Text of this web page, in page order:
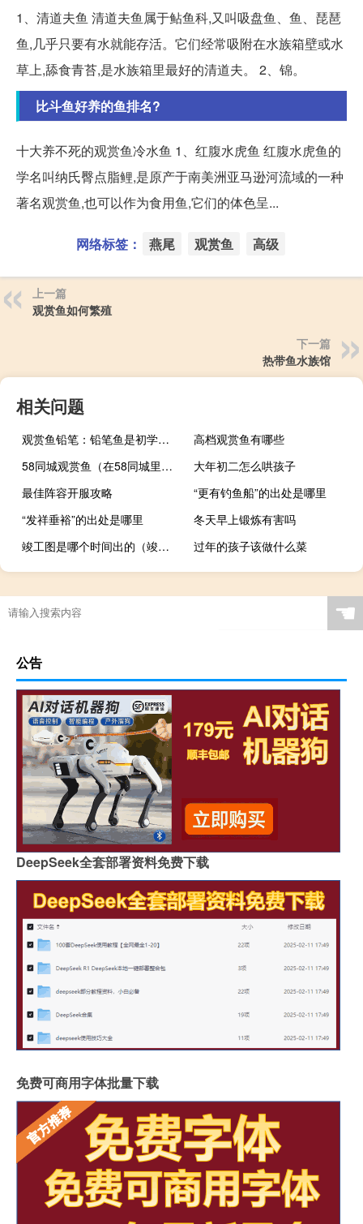
1、清道夫鱼 清道夫鱼属于鲇鱼科,又叫吸盘鱼、鱼、琵琶
鱼,几乎只要有水就能存活。它们经常吸附在水族箱壁或水
草上,舔食青苔,是水族箱里最好的清道夫。 2、锦。
比斗鱼好养的鱼排名?
十大养不死的观赏鱼冷水鱼 1、红腹水虎鱼 红腹水虎鱼的
学名叫纳氏臀点脂鲤,是原产于南美洲亚马逊河流域的一种
著名观赏鱼,也可以作为食用鱼,它们的体色呈...
网络标签： 燕尾 观赏鱼 高级
上一篇
观赏鱼如何繁殖
下一篇
热带鱼水族馆
相关问题
观赏鱼铅笔：铅笔鱼是初学者比较容易饲养的观赏鱼
高档观赏鱼有哪些
58同城观赏鱼（在58同城里在线购买观赏鱼靠谱吗？）
大年初二怎么哄孩子
最佳阵容开服攻略
“更有钓鱼船”的出处是哪里
“发祥垂裕”的出处是哪里
冬天早上锻炼有害吗
竣工图是哪个时间出的（竣工图是哪个单位出）
过年的孩子该做什么菜
观赏鱼粮什么牌子好
梦幻西游怎么领悟技能
“美彼曜朱堂”的出处是哪里
☚
公告
DeepSeek全套部署资料免费下载
免费可商用字体批量下载